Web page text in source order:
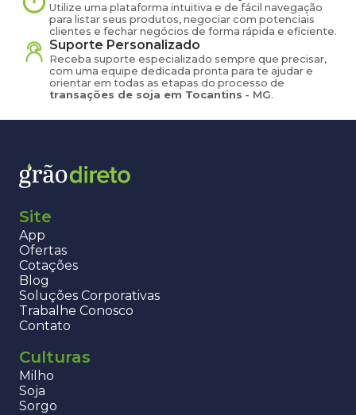
Utilize uma plataforma intuitiva e de fácil navegação
para listar seus produtos, negociar com potenciais
clientes e fechar negócios de forma rápida e eficiente.
Suporte Personalizado
Receba suporte especializado sempre que precisar,
com uma equipe dedicada pronta para te ajudar e
orientar em todas as etapas do processo de
transações de soja em Tocantins - MG.
Site
App
Ofertas
Cotações
Blog
Soluções Corporativas
Trabalhe Conosco
Contato
Culturas
Milho
Soja
Sorgo